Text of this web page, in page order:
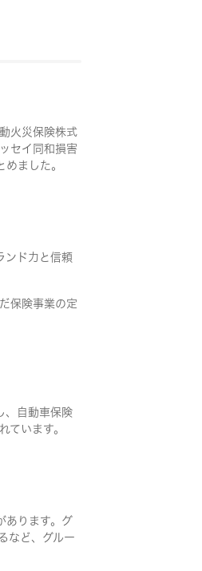
火災保険株式
セイ同和損害
ました。
ンド力と信頼
保険事業の定
、自動車保険
ています。
あります。グ
など、グルー